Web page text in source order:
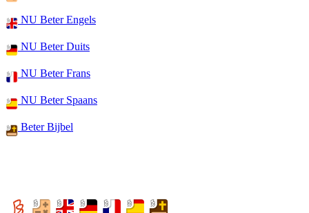
NU Beter Engels
NU Beter Duits
NU Beter Frans
NU Beter Spaans
Beter Bijbel